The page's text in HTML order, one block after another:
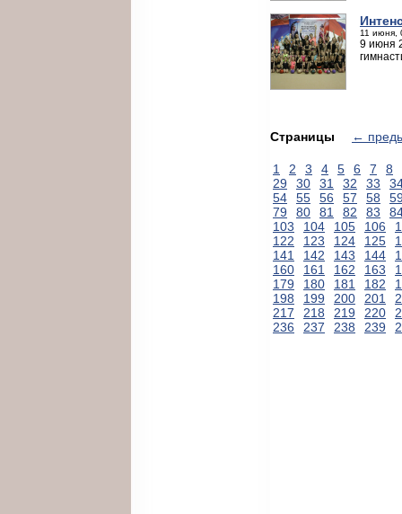
11 июня,
9 июня
Страницы ←
1 2 3 4 5 6 7
8
29
30 31 32 33
54
55 56 57 58
79
80 81 82 83
103
104 105 106
122
123 124 125
141
142 143 144
160
161 162 163
179
180 181 182
198
199 200 201
217
218 219 220
236
237 238 239